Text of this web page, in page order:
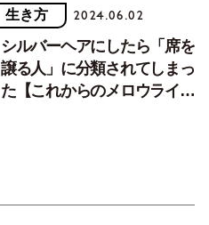
生き方 2024.06.02
シルバーヘアにしたら「席を
譲る人」に分類されてしまっ
た【これからのメロウライフ